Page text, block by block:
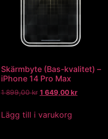
Skärmbyte (Bas-kvalitet) –
iPhone 14 Pro Max
1 899,00kr 1 649,00kr
Lägg till i varukorg